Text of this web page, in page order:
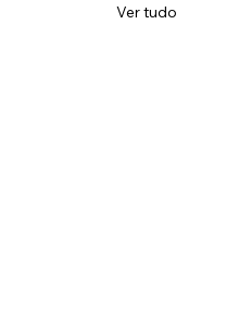
Ver tudo